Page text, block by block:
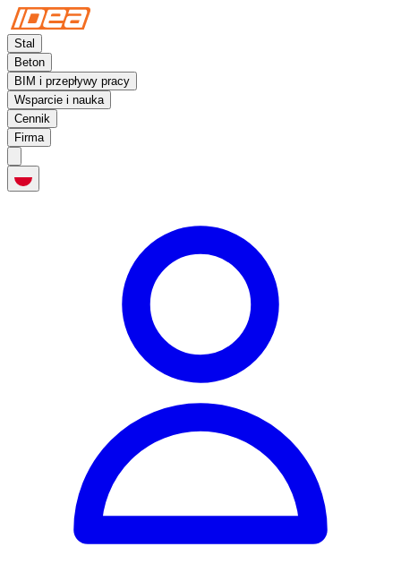
Stal
Beton
BIM i przepływy pracy
Wsparcie i nauka
Cennik
Firma